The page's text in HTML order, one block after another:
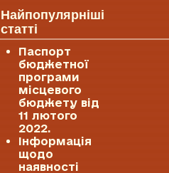
Найпопулярніші
статті
Паспорт
бюджетної
програми
місцевого
бюджету від
11 лютого
2022.
Інформація
щодо
наявності